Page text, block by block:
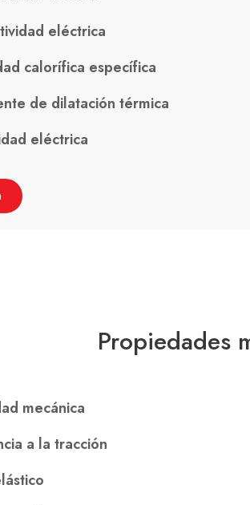
eléctrica
calorífica específica
de dilatación térmica
eléctrica
Propiedades
mecánica
a la tracción